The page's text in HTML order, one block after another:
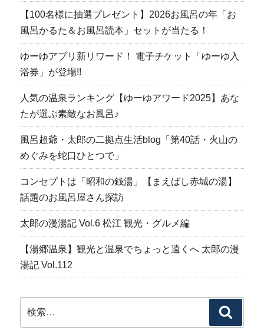
【100名様に抽選プレゼント】2026お風呂の年「お
風呂かるた＆お風呂読本」セットが当たる！
ゆーゆアプリ新リワード！ 電子チケット「ゆーゆ入
浴券」が登場!!
人気の温泉ランキング【ゆーゆアワード2025】あな
たが選ぶ素敵なお風呂♪
風呂超爺・太郎の二拠点生活blog「第40話・火山の
めぐみを蛇口ひとつで」
コンセプトは「昭和の銭湯」【まえばし赤城の湯】
話題のお風呂屋さん探訪
太郎の漫湯記 Vol.6 松江 観光・グルメ編
【湯郷温泉】観光と温泉でちょっと遠くへ 太郎の漫
湯記 Vol.112
索